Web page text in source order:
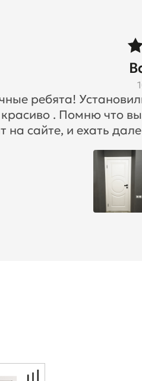
ребята!
. Помню что
на сайте, и ехать